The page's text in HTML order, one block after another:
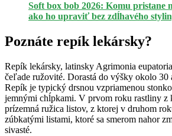
Soft box bob 2026: Komu pristane
ako ho upraviť bez zdĺhavého
Poznáte repík lekársky?
Repík lekársky, latinsky Agrimonia
čeľade ružovité. Dorastá do výšky okolo 30
Repík je typický drsnou vzpriamenou
jemnými chĺpkami. V prvom roku rastliny z
prízemná ružica listov, z ktorej v druhom
zúbkatými listami, ktoré sa smerom nahor
sivasté.